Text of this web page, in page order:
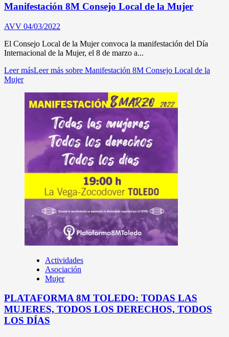
Manifestación 8M Consejo Local de la Mujer
AVV 04/03/2022
El Consejo Local de la Mujer convoca la manifestación del Día
Internacional de la Mujer, el 8 de marzo a...
Leer másLeer más sobre Manifestación 8M Consejo Local de la
Mujer
Actividades
Asociación
Mujer
PLATAFORMA 8M TOLEDO: TODAS LAS
MUJERES, TODOS LOS DERECHOS, TODOS
LOS DÍAS